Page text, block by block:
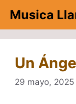
contenido
Musica
Un
29 mayo, 2025